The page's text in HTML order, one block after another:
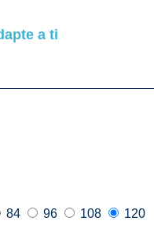
a ti
84 96 108
120